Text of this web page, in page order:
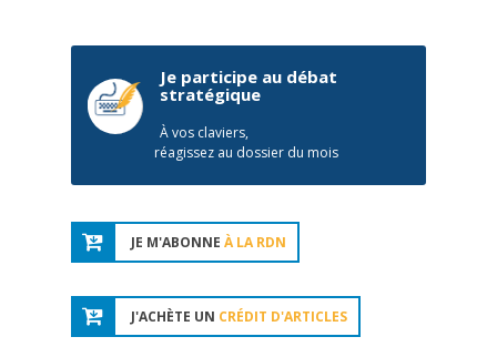
Je participe au débat
stratégique
À vos claviers,
réagissez au dossier du mois
JE M'ABONNE À LA RDN
J'ACHÈTE UN CRÉDIT D'ARTICLES